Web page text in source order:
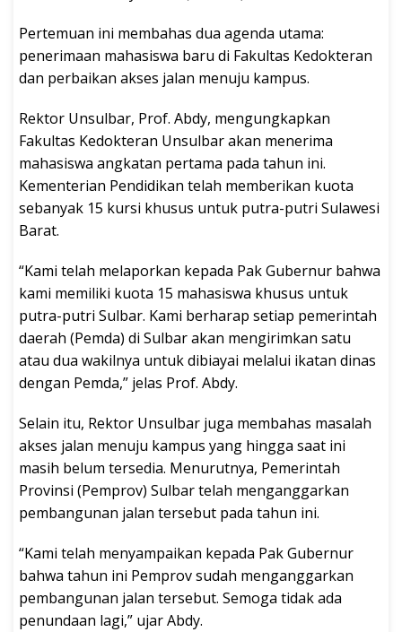
Pertemuan ini membahas dua agenda utama:
penerimaan mahasiswa baru di Fakultas Kedokteran
dan perbaikan akses jalan menuju kampus.
Rektor Unsulbar, Prof. Abdy, mengungkapkan
Fakultas Kedokteran Unsulbar akan menerima
mahasiswa angkatan pertama pada tahun ini.
Kementerian Pendidikan telah memberikan kuota
sebanyak 15 kursi khusus untuk putra-putri Sulawesi
Barat.
“Kami telah melaporkan kepada Pak Gubernur bahwa
kami memiliki kuota 15 mahasiswa khusus untuk
putra-putri Sulbar. Kami berharap setiap pemerintah
daerah (Pemda) di Sulbar akan mengirimkan satu
atau dua wakilnya untuk dibiayai melalui ikatan dinas
dengan Pemda,” jelas Prof. Abdy.
Selain itu, Rektor Unsulbar juga membahas masalah
akses jalan menuju kampus yang hingga saat ini
masih belum tersedia. Menurutnya, Pemerintah
Provinsi (Pemprov) Sulbar telah menganggarkan
pembangunan jalan tersebut pada tahun ini.
“Kami telah menyampaikan kepada Pak Gubernur
bahwa tahun ini Pemprov sudah menganggarkan
pembangunan jalan tersebut. Semoga tidak ada
penundaan lagi,” ujar Abdy.